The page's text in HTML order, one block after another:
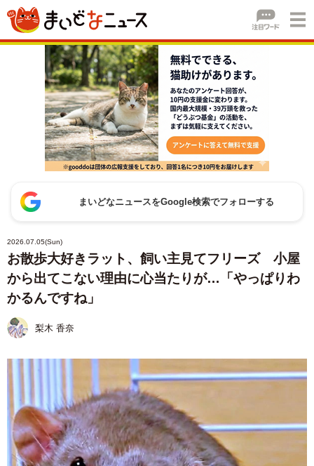
まいどなニュースをGoogle検索でフォローする
2026.07.05(Sun)
お散歩大好きラット、飼い主見てフリーズ 小屋
から出てこない理由に心当たりが…「やっぱりわ
かるんですね」
梨木 香奈